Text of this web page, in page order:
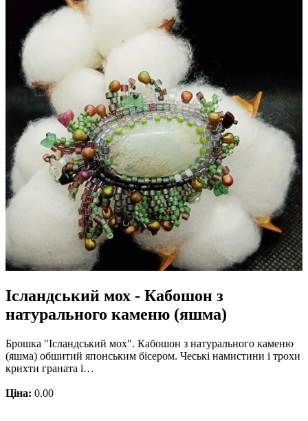
Ісландський мох - Кабошон з
натурального каменю (яшма)
Брошка "Ісландський мох". Кабошон з натурального каменю
(яшма) обшитий японським бісером. Чеські намистини і трохи
крихти граната і…
Ціна: 0.00